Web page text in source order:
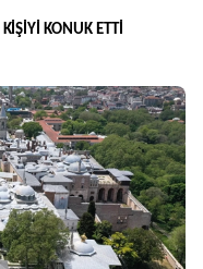
KONUK ETTİ